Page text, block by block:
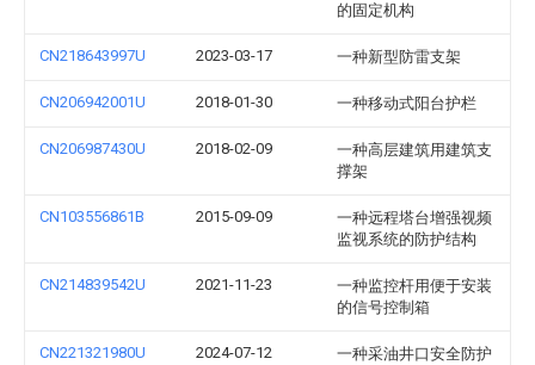
的固定机构
CN218643997U 2023-03-17 一种新型防雷支架
CN206942001U 2018-01-30 一种移动式阳台护栏
CN206987430U 2018-02-09
一种高层建筑用建筑支
撑架
CN103556861B 2015-09-09
一种远程塔台增强视频
监视系统的防护结构
CN214839542U 2021-11-23
一种监控杆用便于安装
的信号控制箱
CN221321980U 2024-07-12
一种采油井口安全防护